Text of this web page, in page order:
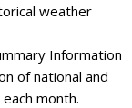
weather
Information
of national and
month.